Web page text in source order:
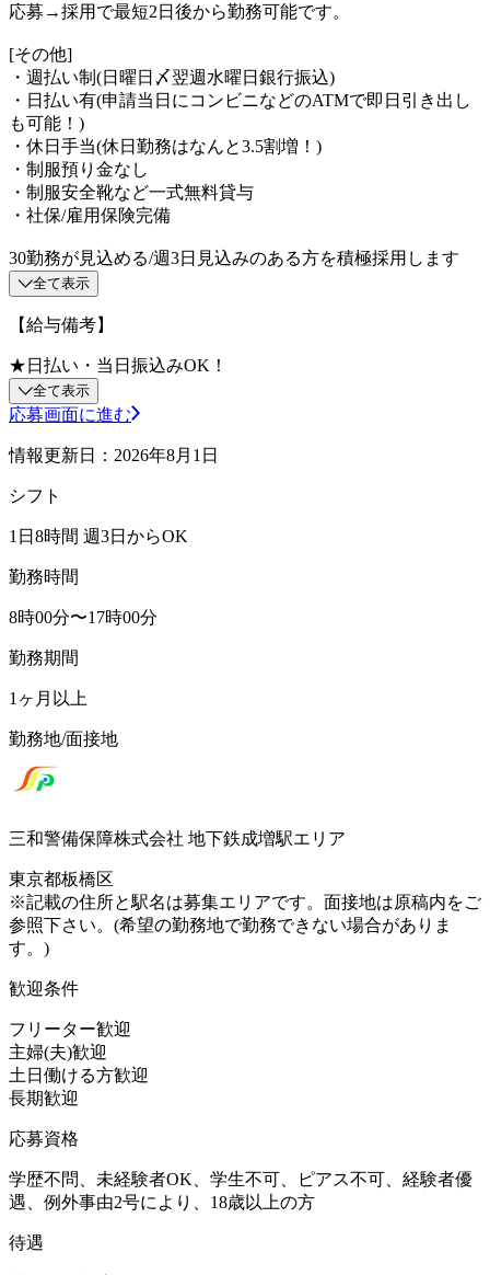
応募→採用で最短2日後から勤務可能です。
[その他]
・週払い制(日曜日〆翌週水曜日銀行振込)
・日払い有(申請当日にコンビニなどのATMで即日引き出し
も可能！)
・休日手当(休日勤務はなんと3.5割増！)
・制服預り金なし
・制服安全靴など一式無料貸与
・社保/雇用保険完備
30勤務が見込める/週3日見込みのある方を積極採用します
全て表示
【給与備考】
★日払い・当日振込みOK！
全て表示
応募画面に進む
情報更新日：2026年8月1日
シフト
1日8時間 週3日からOK
勤務時間
8時00分〜17時00分
勤務期間
1ヶ月以上
勤務地/面接地
三和警備保障株式会社 地下鉄成増駅エリア
東京都板橋区
※記載の住所と駅名は募集エリアです。面接地は原稿内をご
参照下さい。(希望の勤務地で勤務できない場合がありま
す。)
歓迎条件
フリーター歓迎
主婦(夫)歓迎
土日働ける方歓迎
長期歓迎
応募資格
学歴不問、未経験者OK、学生不可、ピアス不可、経験者優
遇、例外事由2号により、18歳以上の方
待遇